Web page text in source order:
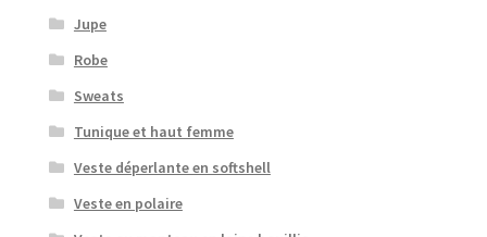
Jupe
Robe
Sweats
Tunique et haut femme
Veste déperlante en softshell
Veste en polaire